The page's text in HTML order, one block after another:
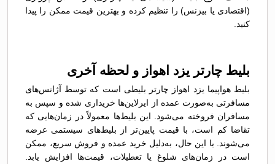
(اقتصادی یا بیزنس) را تنظیم کرده و بهترین قیمت ممکن را پیدا
کنید.
بلیط چارتر یزد اهواز و لحظه آخری
بلیط هواپیما یزد اهواز چارتر بلیطی است که توسط آژانس‌های
مسافرتی به‌صورت عمده از ایرلاین‌ها خریداری شده و سپس به
مسافران فروخته می‌شود. این بلیط‌ها معمولاً در زمان‌هایی که
تقاضا کم است، با قیمت پایین‌تر از بلیط‌های سیستمی عرضه
می‌شوند. با این حال، به‌دلیل خرید عمده و فروش سریع، ممکن
است در زمان‌های شلوغ یا تعطیلات، قیمت‌ها افزایش یابد.